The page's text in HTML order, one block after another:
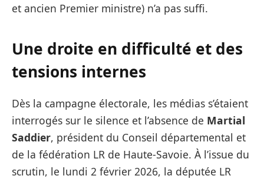
et ancien Premier ministre) n’a pas suffi.
Une droite en difficulté et des
tensions internes
Dès la campagne électorale, les médias s’étaient
interrogés sur le silence et l’absence de Martial
Saddier, président du Conseil départemental et
de la fédération LR de Haute-Savoie. À l’issue du
scrutin, le lundi 2 février 2026, la députée LR